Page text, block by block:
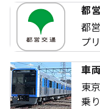
都
都
プ
車
東
乗